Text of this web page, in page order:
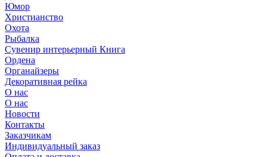
Юмор
Христианство
Охота
Рыбалка
Сувенир интерьерный Книга
Ордена
Органайзеры
Декоративная рейка
О нас
О нас
Новости
Контакты
Заказчикам
Индивидуальный заказ